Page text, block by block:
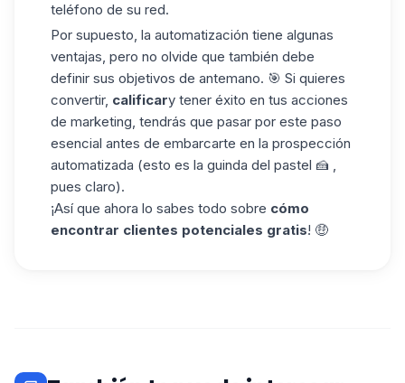
teléfono de su red.
Por supuesto, la automatización tiene algunas
ventajas, pero no olvide que también debe
definir sus objetivos de antemano. 🎯 Si quieres
convertir, calificary tener éxito en tus acciones
de marketing, tendrás que pasar por este paso
esencial antes de embarcarte en la prospección
automatizada (esto es la guinda del pastel 🍰 ,
pues claro).
¡Así que ahora lo sabes todo sobre cómo
encontrar clientes potenciales gratis! 🤑